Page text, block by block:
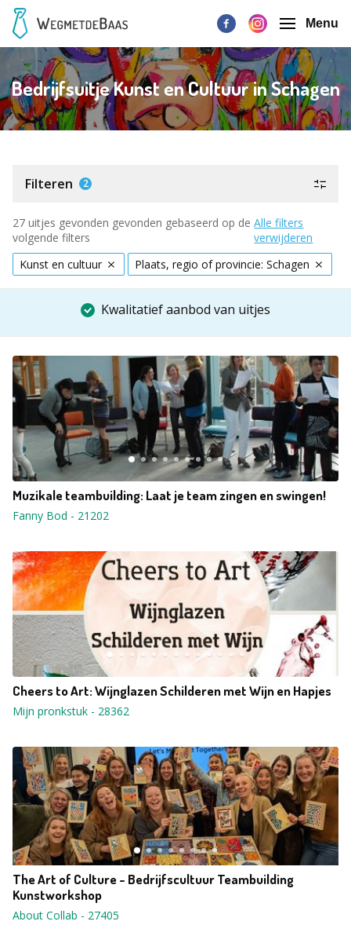
Menu
Bedrijfsuitje Kunst en Cultuur in Schagen
Filteren 2
27 uitjes gevonden gevonden gebaseerd op de
volgende filters
Alle filters
verwijderen
Kunst en cultuur
Plaats, regio of provincie: Schagen
Kwalitatief aanbod van uitjes
Muzikale teambuilding: Laat je team zingen en swingen!
Fanny Bod - 21202
Cheers to Art: Wijnglazen Schilderen met Wijn en Hapjes
Mijn pronkstuk - 28362
The Art of Culture - Bedrijfscultuur Teambuilding
Kunstworkshop
About Collab - 27405